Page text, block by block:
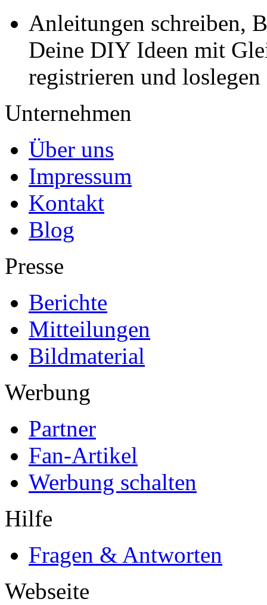
Anleitungen schreiben,
Deine DIY Ideen mit
registrieren und loslegen
Unternehmen
Über uns
Impressum
Kontakt
Blog
Presse
Berichte
Mitteilungen
Bildmaterial
Werbung
Partner
Fan-Artikel
Werbung schalten
Hilfe
Fragen & Antworten
Webseite